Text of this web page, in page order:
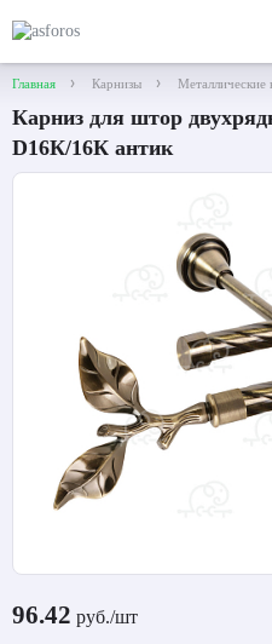
Главная Карнизы Металлические
Карниз для штор
D16К/16К антик
96.42 руб./шт